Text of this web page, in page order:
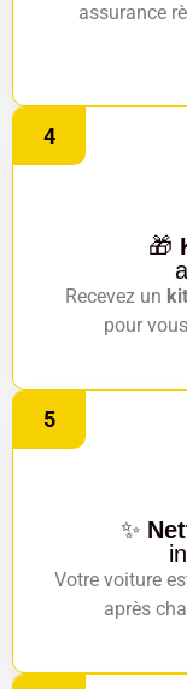
assurance
4
🎁
Recevez un
pour
5
✨
Votre voiture
après